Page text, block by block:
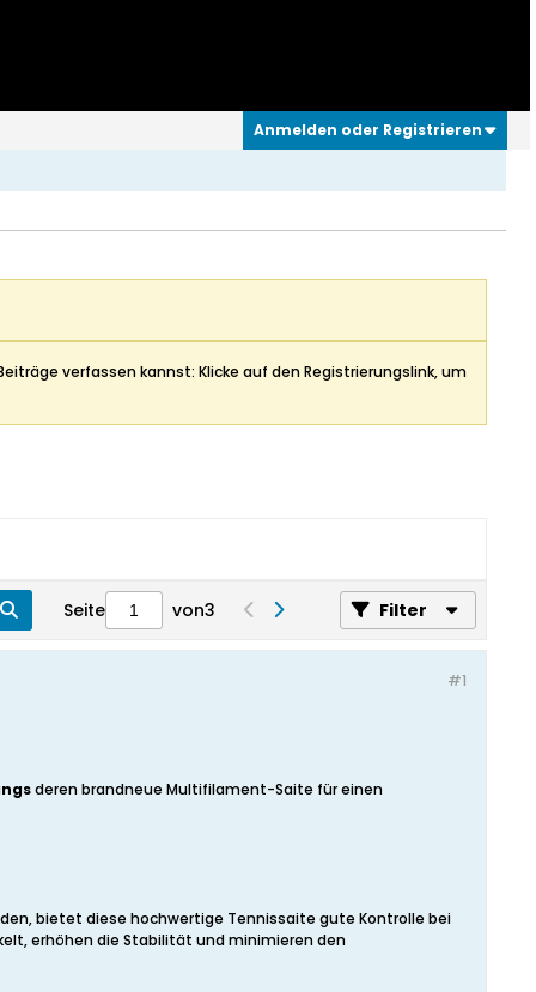
Anmelden oder Registrieren
verfassen kannst: Klicke auf den Registrierungslink, um
Seite von3 Filter
#1
deren brandneue Multifilament-Saite für einen
bietet diese hochwertige Tennissaite gute Kontrolle bei
erhöhen die Stabilität und minimieren den